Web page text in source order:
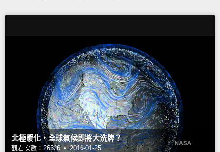
北極暖化，全球氣候即將大洗牌？
觀看次數：26326 • 2016-01-25